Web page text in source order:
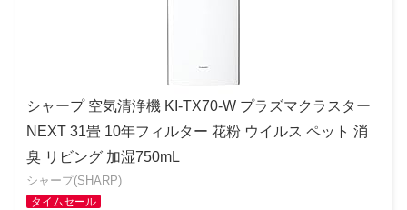
シャープ 空気清浄機 KI-TX70-W プラズマクラスター
NEXT 31畳 10年フィルター 花粉 ウイルス ペット 消
臭 リビング 加湿750mL
シャープ(SHARP)
タイムセール